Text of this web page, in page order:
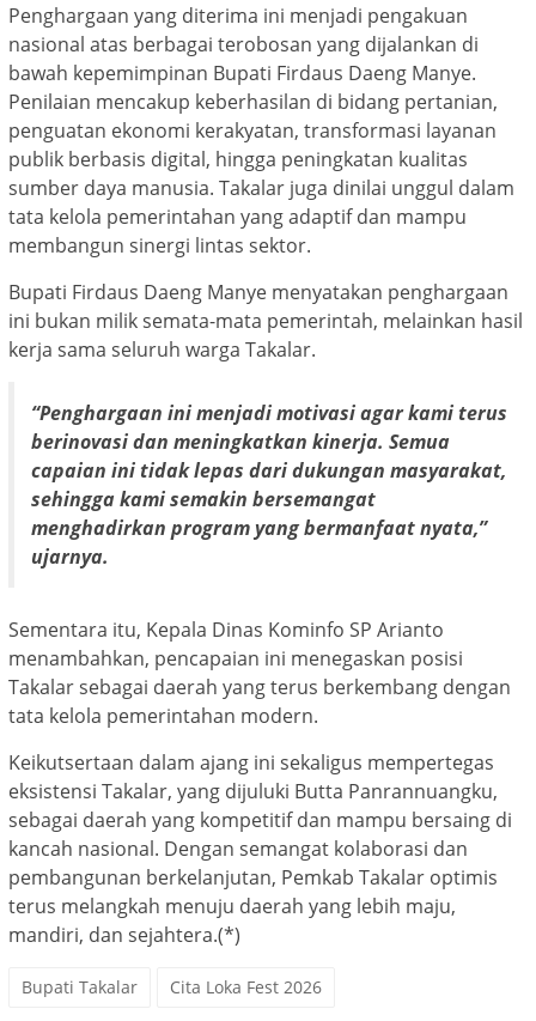
Penghargaan yang diterima ini menjadi pengakuan
nasional atas berbagai terobosan yang dijalankan di
bawah kepemimpinan Bupati Firdaus Daeng Manye.
Penilaian mencakup keberhasilan di bidang pertanian,
penguatan ekonomi kerakyatan, transformasi layanan
publik berbasis digital, hingga peningkatan kualitas
sumber daya manusia. Takalar juga dinilai unggul dalam
tata kelola pemerintahan yang adaptif dan mampu
membangun sinergi lintas sektor.
Bupati Firdaus Daeng Manye menyatakan penghargaan
ini bukan milik semata-mata pemerintah, melainkan hasil
kerja sama seluruh warga Takalar.
“Penghargaan ini menjadi motivasi agar kami terus
berinovasi dan meningkatkan kinerja. Semua
capaian ini tidak lepas dari dukungan masyarakat,
sehingga kami semakin bersemangat
menghadirkan program yang bermanfaat nyata,”
ujarnya.
Sementara itu, Kepala Dinas Kominfo SP Arianto
menambahkan, pencapaian ini menegaskan posisi
Takalar sebagai daerah yang terus berkembang dengan
tata kelola pemerintahan modern.
Keikutsertaan dalam ajang ini sekaligus mempertegas
eksistensi Takalar, yang dijuluki Butta Panrannuangku,
sebagai daerah yang kompetitif dan mampu bersaing di
kancah nasional. Dengan semangat kolaborasi dan
pembangunan berkelanjutan, Pemkab Takalar optimis
terus melangkah menuju daerah yang lebih maju,
mandiri, dan sejahtera.(*)
Bupati Takalar Cita Loka Fest 2026